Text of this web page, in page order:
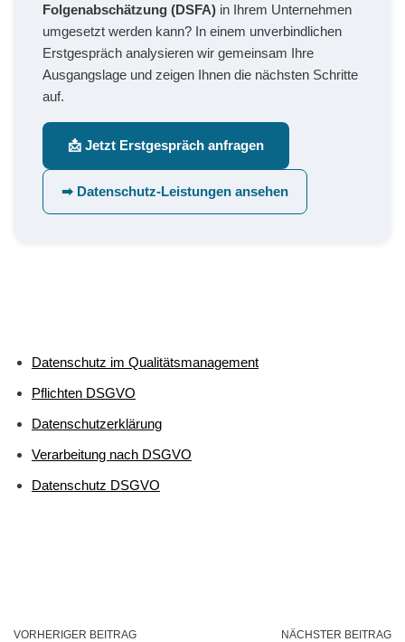
Folgenabschätzung (DSFA) in Ihrem Unternehmen
umgesetzt werden kann? In einem unverbindlichen
Erstgespräch analysieren wir gemeinsam Ihre
Ausgangslage und zeigen Ihnen die nächsten Schritte
auf.
📩 Jetzt Erstgespräch anfragen
➡ Datenschutz-Leistungen ansehen
Datenschutz im Qualitätsmanagement
Pflichten DSGVO
Datenschutzerklärung
Verarbeitung nach DSGVO
Datenschutz DSGVO
VORHERIGER BEITRAG NÄCHSTER BEITRAG